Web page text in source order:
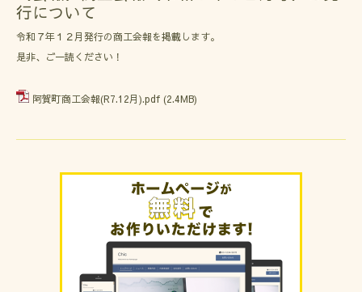
行について
令和７年１２月発行の商工会報を掲載します。
是非、ご一読ください！
阿賀町商工会報(R7.12月).pdf (2.4MB)